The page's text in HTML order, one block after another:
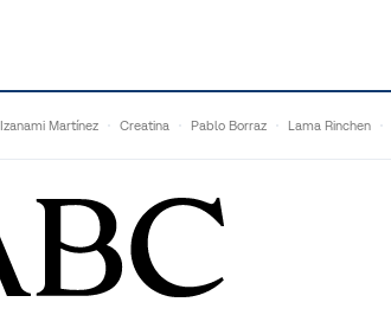
Izanami Martínez Creatina Pablo Borraz Lama Rinchen